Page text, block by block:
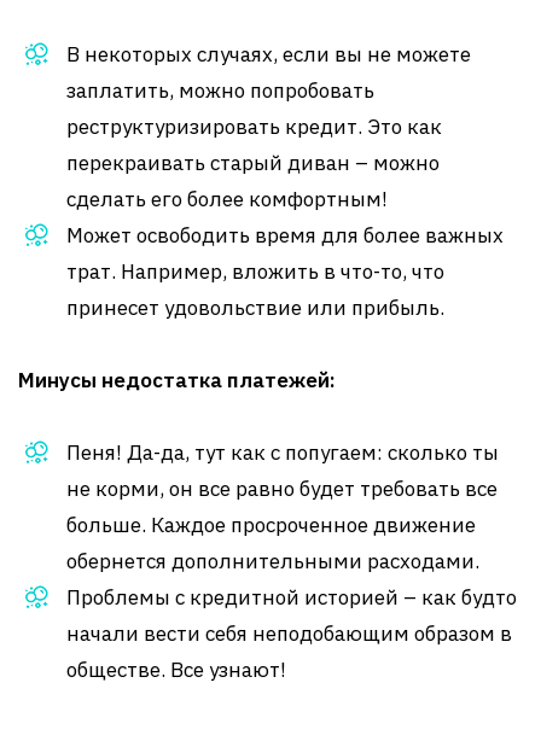
В некоторых случаях, если вы не можете
заплатить, можно попробовать
реструктуризировать кредит. Это как
перекраивать старый диван – можно
сделать его более комфортным!
Может освободить время для более важных
трат. Например, вложить в что-то, что
принесет удовольствие или прибыль.
Минусы недостатка платежей:
Пеня! Да-да, тут как с попугаем: сколько ты
не корми, он все равно будет требовать все
больше. Каждое просроченное движение
обернется дополнительными расходами.
Проблемы с кредитной историей – как будто
начали вести себя неподобающим образом в
обществе. Все узнают!